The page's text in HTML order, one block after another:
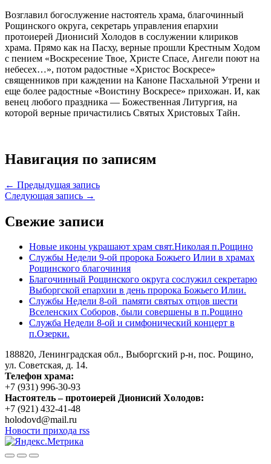
Возглавил богослужение настоятель храма, благочинный
Рощинского округа, секретарь управления епархии
протоиерей Дионисий Холодов в сослужении клириков
храма. Прямо как на Пасху, верные прошли Крестным Ходом
с пением «Воскресение Твое, Христе Спасе, Ангели поют на
небесех…», потом радостные «Христос Воскресе»
священников при каждении на Каноне Пасхальной Утрени и
еще более радостные «Воистину Воскресе» прихожан. И, как
венец любого праздника — Божественная Литургия, на
которой верные причастились Святых Христовых Тайн.
Навигация по записям
← Предыдущая запись
Следующая запись →
Свежие записи
Новые иконы украшают храм свят.Николая п.Рощино
Службы Недели 9-ой пророка Божьего Илии в храмах
Рощинского благочиния
Благочинный Рощинского округа сослужил секретарю
Выборгской епархии в день пророка Божьего Илии.
Службы Недели 8-ой памяти святых отцов шести
Вселенских Соборов, были совершены в п.Рощино
Служба Недели 8-ой и симфонический концерт в
п.Озерки.
188820, Ленинградская обл., Выборгский р-н, пос. Рощино,
ул. Советская, д. 14.
Телефон храма:
+7 (931) 996-30-93
Настоятель – протоиерей Дионисий Холодов:
+7 (921) 432-41-48
holodovd@mail.ru
Новости прихода rss